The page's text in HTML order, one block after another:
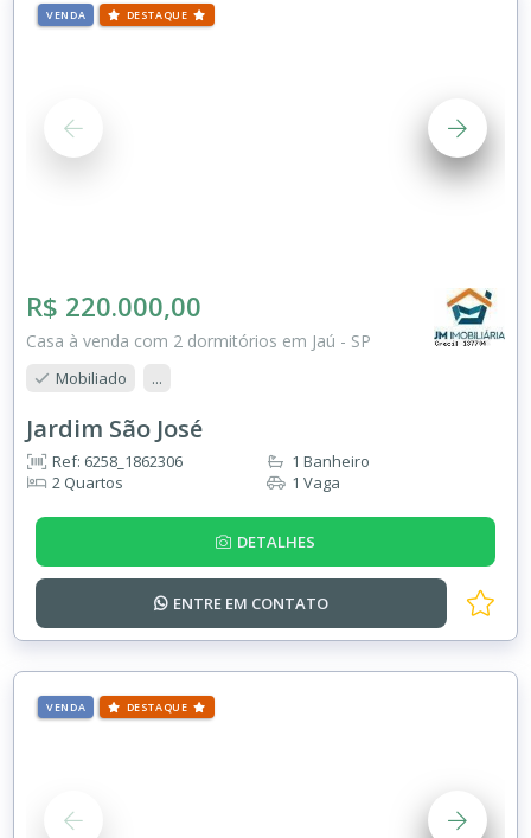
VENDA DESTAQUE
R$ 220.000,00
Casa à venda com 2 dormitórios em Jaú - SP
Mobiliado ...
Jardim São José
Ref: 6258_1862306
2 Quartos
1 Banheiro
1 Vaga
DETALHES
ENTRE EM CONTATO
VENDA DESTAQUE